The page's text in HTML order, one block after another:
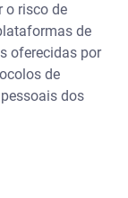
o risco de
de
oferecidas por
de
dos